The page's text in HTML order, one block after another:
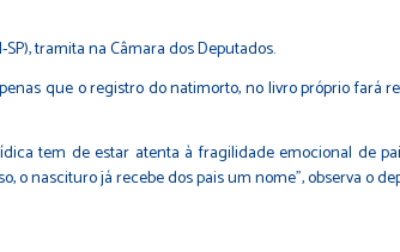
, tramita na Câmara dos Deputados.
que o registro do natimorto, no livro próprio fará
tem de estar atenta à fragilidade emocional de
o nascituro já recebe dos pais um nome”, observa o